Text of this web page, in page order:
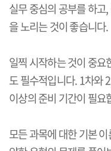
실무 중심의 공부를 하고
을 노리는 것이 좋습니다.
일찍 시작하는 것이 중요
도 필수적입니다. 1차와
이상의 준비 기간이 필요
모든 과목에 대한 기본